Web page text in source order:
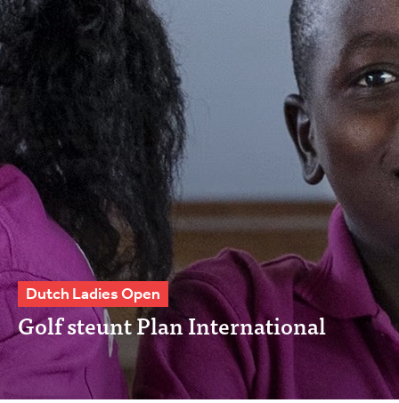
Dutch Ladies Open
Golf steunt Plan International